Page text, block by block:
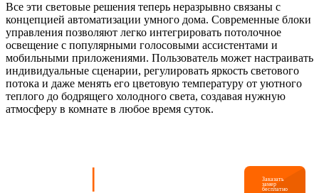
Все эти световые решения теперь неразрывно связаны с
концепцией автоматизации умного дома. Современные блоки
управления позволяют легко интегрировать потолочное
освещение с популярными голосовыми ассистентами и
мобильными приложениями. Пользователь может настраивать
индивидуальные сценарии, регулировать яркость светового
потока и даже менять его цветовую температуру от уютного
теплого до бодрящего холодного света, создавая нужную
атмосферу в комнате в любое время суток.
| Заказать
замер
бесплатно